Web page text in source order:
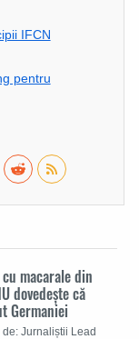
IFCN
pentru
macarale din
dovedește că
Germaniei
de: Jurnaliștii Lead